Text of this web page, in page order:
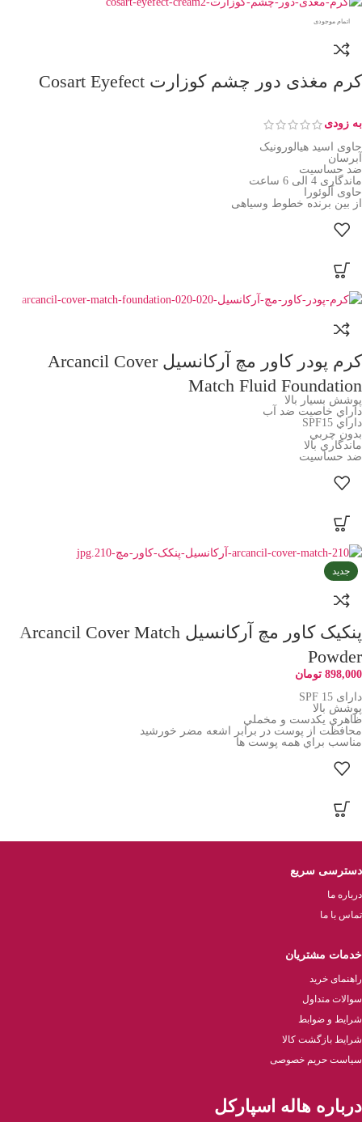
اتمام موجودی
کرم مغذی دور چشم کوزارت Cosart Eyefect
به زودی
حاوی اسید هیالورونیک
آبرسان
ضد حساسیت
ماندگاری 4 الی 6 ساعت
حاوی آلوئورا
از بین برنده خطوط وسیاهی
کرم پودر کاور مچ آرکانسیل Arcancil Cover
Match Fluid Foundation
پوشش بسيار بالا
داراي خاصيت ضد آب
داراي SPF15
بدون چربي
ماندگاري بالا
ضد حساسيت
جدید
پنکیک کاور مچ آرکانسیل Arcancil Cover Match
Powder
898,000 تومان
دارای SPF 15
پوشش بالا
ظاهري يکدست و مخملي
محافظت از پوست در برابر اشعه مضر خورشيد
مناسب براي همه پوست ها
دسترسی سریع
درباره ما
تماس با ما
خدمات مشتریان
راهنمای خرید
سوالات متداول
شرایط و ضوابط
شرایط بازگشت کالا
سیاست حریم خصوصی
درباره هاله اسپارکل